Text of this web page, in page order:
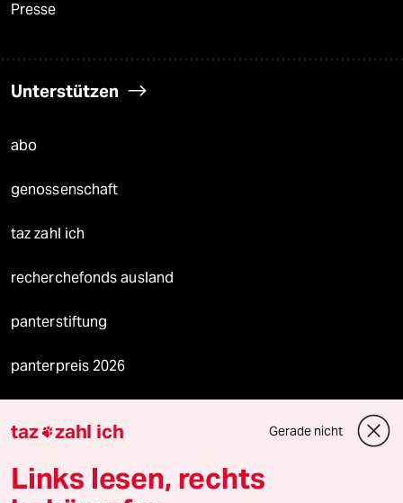
Presse
Unterstützen
abo
genossenschaft
taz zahl ich
recherchefonds ausland
panterstiftung
panterpreis 2026
taz zahl ich Gerade nicht
Links lesen, rechts